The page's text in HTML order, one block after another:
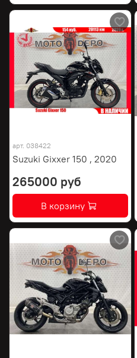
арт. 038422
Suzuki Gixxer 150 , 2020
265000 руб
В корзину